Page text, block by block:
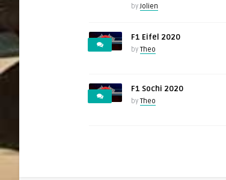
byJolien
F1 Eifel 2020
by Theo
F1 Sochi 2020
by Theo